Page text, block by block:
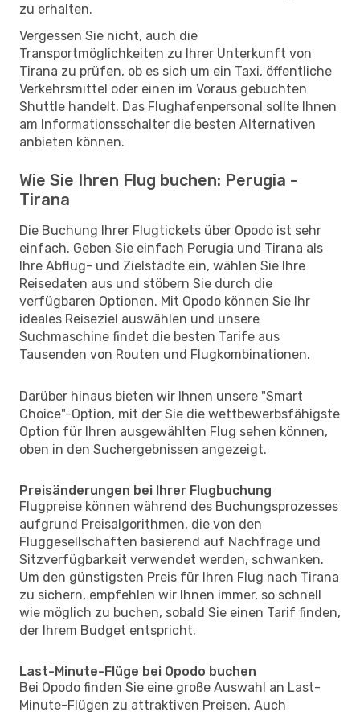
zu erhalten.
Vergessen Sie nicht, auch die
Transportmöglichkeiten zu Ihrer Unterkunft von
Tirana zu prüfen, ob es sich um ein Taxi, öffentliche
Verkehrsmittel oder einen im Voraus gebuchten
Shuttle handelt. Das Flughafenpersonal sollte Ihnen
am Informationsschalter die besten Alternativen
anbieten können.
Wie Sie Ihren Flug buchen: Perugia -
Tirana
Die Buchung Ihrer Flugtickets über Opodo ist sehr
einfach. Geben Sie einfach Perugia und Tirana als
Ihre Abflug- und Zielstädte ein, wählen Sie Ihre
Reisedaten aus und stöbern Sie durch die
verfügbaren Optionen. Mit Opodo können Sie Ihr
ideales Reiseziel auswählen und unsere
Suchmaschine findet die besten Tarife aus
Tausenden von Routen und Flugkombinationen.
Darüber hinaus bieten wir Ihnen unsere "Smart
Choice"-Option, mit der Sie die wettbewerbsfähigste
Option für Ihren ausgewählten Flug sehen können,
oben in den Suchergebnissen angezeigt.
Preisänderungen bei Ihrer Flugbuchung
Flugpreise können während des Buchungsprozesses
aufgrund Preisalgorithmen, die von den
Fluggesellschaften basierend auf Nachfrage und
Sitzverfügbarkeit verwendet werden, schwanken.
Um den günstigsten Preis für Ihren Flug nach Tirana
zu sichern, empfehlen wir Ihnen immer, so schnell
wie möglich zu buchen, sobald Sie einen Tarif finden,
der Ihrem Budget entspricht.
Last-Minute-Flüge bei Opodo buchen
Bei Opodo finden Sie eine große Auswahl an Last-
Minute-Flügen zu attraktiven Preisen. Auch